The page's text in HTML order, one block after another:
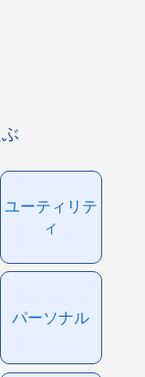
ユーティリテ
ィ
パーソナル